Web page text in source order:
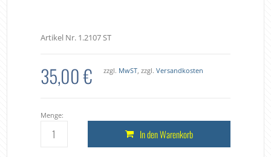
Artikel Nr. 1.2107 ST
35,00 € zzgl. MwST, zzgl. Versandkosten
Menge:
In den Warenkorb